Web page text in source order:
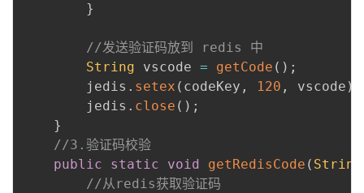
}
//发送验证码放到 redis 中
String vscode = getCode ( ) ;
        jedis
. setex ( codeKey , 120 , vscode )
        jedis
. close ( ) ;
}
//3.验证码校验
public
static void getRedisCode ( String
//从redis获取验证码